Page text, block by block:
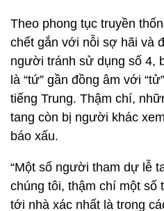
Theo phong tục truyền
chết gắn với nỗi sợ hãi và
người tránh sử dụng số 4,
là “tứ” gần đồng âm với
tiếng Trung. Thậm chí,
tang còn bị người khác
báo xấu.
“Một số người tham dự lễ
chúng tôi, thậm chí một số
tới nhà xác nhất là trong